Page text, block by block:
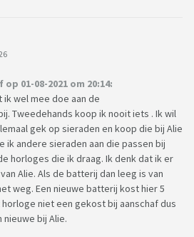
01-08-2021 om 20:14:
wel mee doe aan de
Tweedehands koop ik nooit iets . Ik wil
gek op sieraden en koop die bij Alie
ik andere sieraden aan die passen bij
horloges die ik draag. Ik denk dat ik er
Alie. Als de batterij dan leeg is van
weg. Een nieuwe batterij kost hier 5
niet een gekost bij aanschaf dus
bij Alie.